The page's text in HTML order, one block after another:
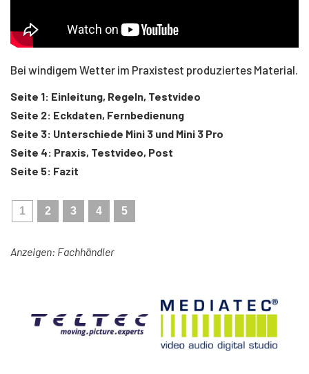
Bei windigem Wetter im Praxistest produziertes Material.
Seite 1: Einleitung, Regeln, Testvideo
Seite 2: Eckdaten, Fernbedienung
Seite 3: Unterschiede Mini 3 und Mini 3 Pro
Seite 4: Praxis, Testvideo, Post
Seite 5: Fazit
1 2 3 4 5
Anzeigen: Fachhändler